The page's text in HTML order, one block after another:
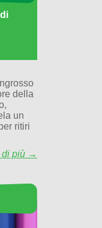
della
un
ritiri
di più →